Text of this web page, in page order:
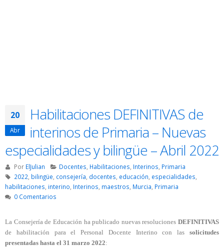
20
Abr
Habilitaciones DEFINITIVAS de
interinos de Primaria – Nuevas
especialidades y bilingüe – Abril 2022
Por ElJulian Docentes Habilitaciones Interinos Primaria
2022 bilingüe consejería docentes educación especialidades
habilitaciones, interino, Interinos, maestros, Murcia, Primaria
0 Comentarios
La Consejería de Educación ha publicado nuevas resoluciones DEFINITIVAS
de habilitación para el Personal Docente Interino con las solicitudes
presentadas hasta el 31 marzo 2022: